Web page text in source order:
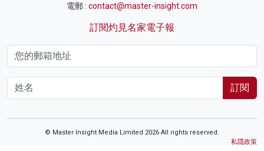
電郵 : contact@master-insight.com
訂閱灼見名家電子報
訂閱
© Master Insight Media Limited 2026 All rights reserved.
私隱政策